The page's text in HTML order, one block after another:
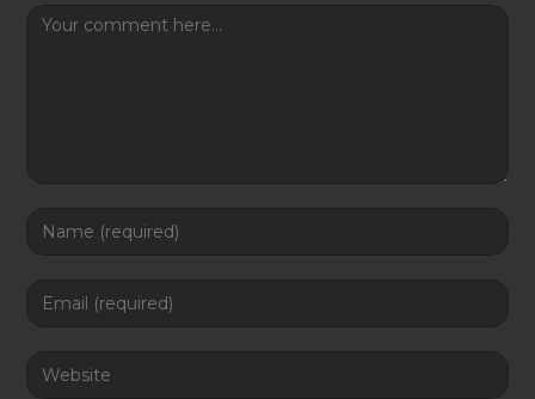
Comment
Enter
to
Enter
address
Enter